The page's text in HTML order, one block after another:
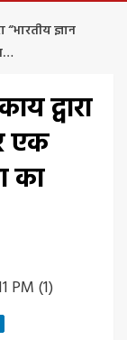
“भारतीय ज्ञान
द्वारा
एक
का